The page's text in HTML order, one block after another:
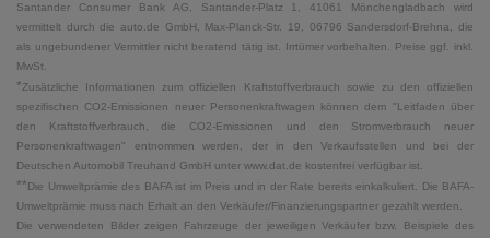
Santander Consumer Bank AG, Santander-Platz 1, 41061 Mönchengladbach wird
vermittelt durch die auto.de GmbH, Max-Planck-Str. 19, 06796 Sandersdorf-Brehna, die
als ungebundener Vermittler nicht beratend tätig ist. Irrtümer vorbehalten. Preise ggf. inkl.
MwSt.
*Zusätzliche Informationen zum offiziellen Kraftstoffverbrauch sowie zu den offiziellen
spezifischen CO2-Emissionen neuer Personenkraftwagen können dem "Leitfaden über
den Kraftstoffverbrauch, die CO2-Emissionen und den Stromverbrauch neuer
Personenkraftwagen" entnommen werden, der in den Verkaufsstellen und bei der
Deutschen Automobil Treuhand GmbH unter www.dat.de kostenfrei verfügbar ist.
**Die Umweltprämie des BAFA ist im Preis und in der Rate bereits einkalkuliert. Die BAFA-
Umweltprämie muss nach Erhalt an den Verkäufer/Finanzierungspartner gezahlt werden.
Die verwendeten Bilder zeigen Fahrzeuge der jeweiligen Verkäufer bzw. Beispiele des